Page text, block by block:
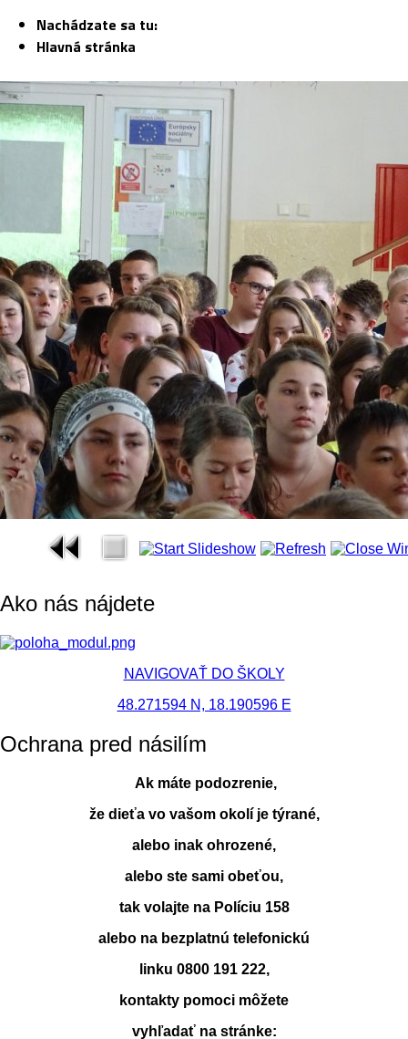
Nachádzate sa tu:
Hlavná stránka
Ako nás nájdete
NAVIGOVAŤ DO ŠKOLY
48.271594 N, 18.190596 E
Ochrana pred násilím
Ak máte podozrenie,
že dieťa vo vašom okolí je týrané,
alebo inak ohrozené,
alebo ste sami obeťou,
tak volajte na Políciu 158
alebo na bezplatnú telefonickú
linku 0800 191 222,
kontakty pomoci môžete
vyhľadať na stránke: